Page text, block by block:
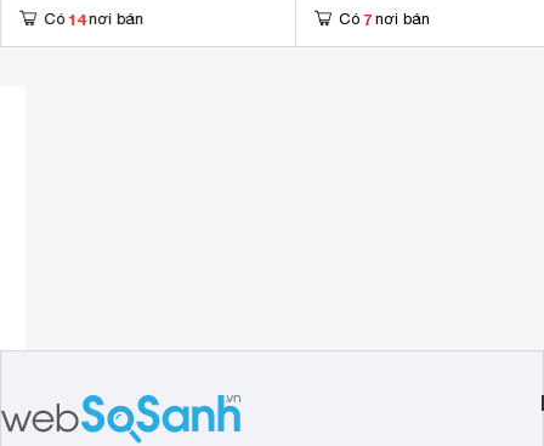
Có 14 nơi bán Có 7 nơi bán